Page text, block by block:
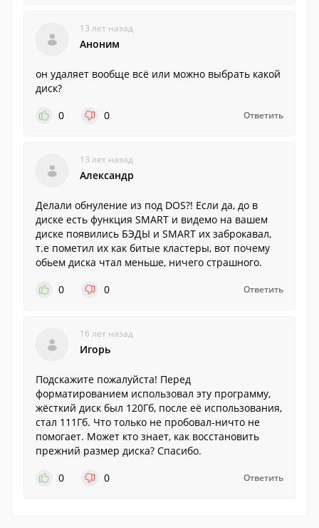
13 лет назад
Аноним
он удаляет вообще всё или можно выбрать какой
диск?
0
0 Ответить
13 лет назад
Александр
Делали обнуление из под DOS?! Если да, до в
диске есть функция SMART и видемо на вашем
диске появились БЭДЫ и SMART их заброкавал,
т.е пометил их как битые кластеры, вот почему
обьем диска чтал меньше, ничего страшного.
0
0 Ответить
16 лет назад
Игорь
Подскажите пожалуйста! Перед
форматированием использовал эту программу,
жёсткий диск был 120Гб, после её использования,
стал 111Гб. Что только не пробовал-ничто не
помогает. Может кто знает, как восстановить
прежний размер диска? Спасибо.
0
0 Ответить